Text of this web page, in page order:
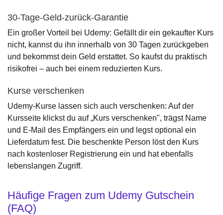
30-Tage-Geld-zurück-Garantie
Ein großer Vorteil bei Udemy: Gefällt dir ein gekaufter Kurs
nicht, kannst du ihn innerhalb von 30 Tagen zurückgeben
und bekommst dein Geld erstattet. So kaufst du praktisch
risikofrei – auch bei einem reduzierten Kurs.
Kurse verschenken
Udemy-Kurse lassen sich auch verschenken: Auf der
Kursseite klickst du auf „Kurs verschenken", trägst Name
und E-Mail des Empfängers ein und legst optional ein
Lieferdatum fest. Die beschenkte Person löst den Kurs
nach kostenloser Registrierung ein und hat ebenfalls
lebenslangen Zugriff.
Häufige Fragen zum Udemy Gutschein
(FAQ)